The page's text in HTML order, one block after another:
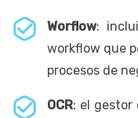
Worflow:
workflow que
procesos de
OCR: el gestor